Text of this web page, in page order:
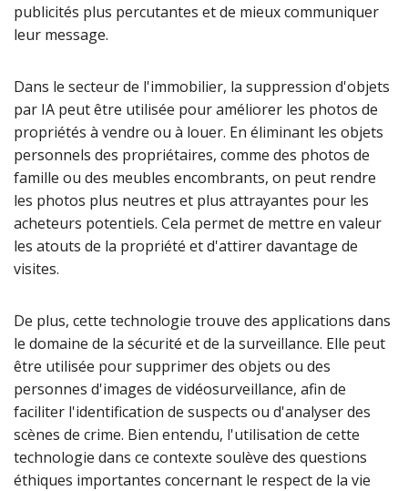
publicités plus percutantes et de mieux communiquer
leur message.
Dans le secteur de l'immobilier, la suppression d'objets
par IA peut être utilisée pour améliorer les photos de
propriétés à vendre ou à louer. En éliminant les objets
personnels des propriétaires, comme des photos de
famille ou des meubles encombrants, on peut rendre
les photos plus neutres et plus attrayantes pour les
acheteurs potentiels. Cela permet de mettre en valeur
les atouts de la propriété et d'attirer davantage de
visites.
De plus, cette technologie trouve des applications dans
le domaine de la sécurité et de la surveillance. Elle peut
être utilisée pour supprimer des objets ou des
personnes d'images de vidéosurveillance, afin de
faciliter l'identification de suspects ou d'analyser des
scènes de crime. Bien entendu, l'utilisation de cette
technologie dans ce contexte soulève des questions
éthiques importantes concernant le respect de la vie